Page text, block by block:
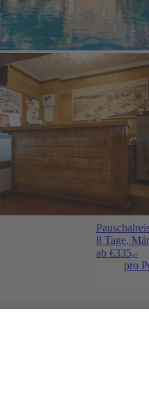
8 Tage,
ab €335,-
pro